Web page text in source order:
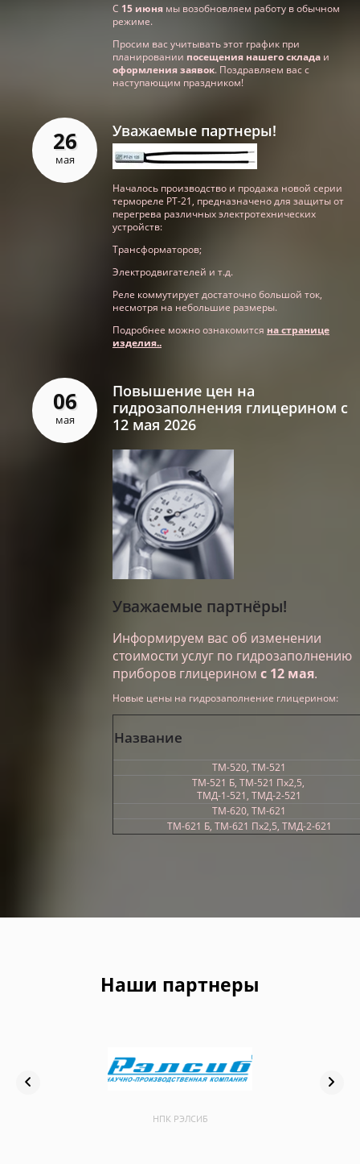
С 15 июня мы возобновляем работу в обычном
режиме.
Просим вас учитывать этот график при
планировании посещения нашего склада и
оформления заявок. Поздравляем вас с
наступающим праздником!
26
мая
Уважаемые партнеры!
Началось производство и продажа новой серии
термореле РТ-21, предназначено для защиты от
перегрева различных электротехнических
устройств:
Трансформаторов;
Электродвигателей и т.д.
Реле коммутирует достаточно большой ток,
несмотря на небольшие размеры.
Подробнее можно ознакомится на странице
изделия..
06
мая
Повышение цен на
гидрозаполнения глицерином с
12 мая 2026
Уважаемые партнёры!
Информируем вас об изменении
стоимости услуг по гидрозаполнению
приборов глицерином с 12 мая.
Новые цены на гидрозаполнение глицерином:
Название
ТМ-520, ТМ-521
ТМ-521 Б, ТМ-521 Пх2,5,
ТМД-1-521, ТМД-2-521
ТМ-620, ТМ-621
ТМ-621 Б, ТМ-621 Пх2,5, ТМД-2-621
Наши партнеры
НПК РЭЛСИБ